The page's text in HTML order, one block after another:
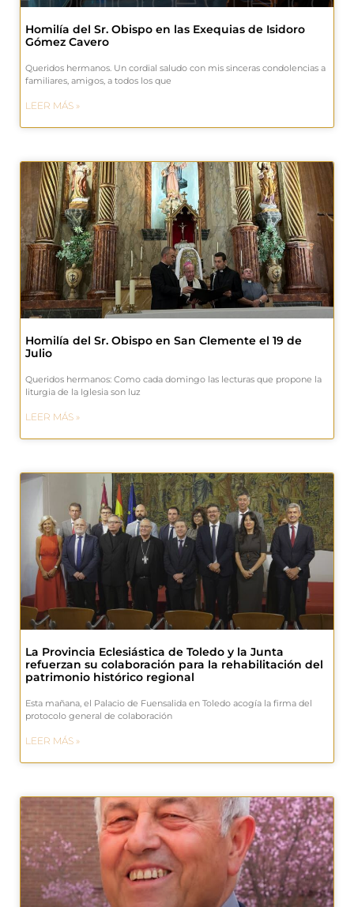
Homilía del Sr. Obispo en las Exequias de Isidoro
Gómez Cavero
Queridos hermanos. Un cordial saludo con mis sinceras condolencias a
familiares, amigos, a todos los que
LEER MÁS »
Homilía del Sr. Obispo en San Clemente el 19 de
Julio
Queridos hermanos: Como cada domingo las lecturas que propone la
liturgia de la Iglesia son luz
LEER MÁS »
La Provincia Eclesiástica de Toledo y la Junta
refuerzan su colaboración para la rehabilitación del
patrimonio histórico regional
Esta mañana, el Palacio de Fuensalida en Toledo acogía la firma del
protocolo general de colaboración
LEER MÁS »